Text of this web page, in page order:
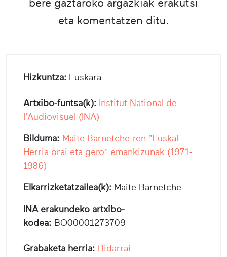
bere gaztaroko argazkiak erakutsi
eta komentatzen ditu.
Hizkuntza: Euskara
Artxibo-funtsa(k): Institut National de
l'Audiovisuel (INA)
Bilduma: Maite Barnetche-ren "Euskal
Herria orai eta gero" emankizunak (1971-
1986)
Elkarrizketatzailea(k): Maite Barnetche
INA erakundeko artxibo-
kodea: BO00001273709
Grabaketa herria: Bidarrai